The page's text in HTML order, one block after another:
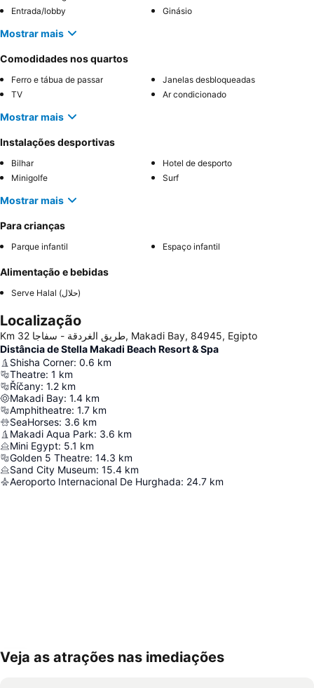
Entrada/lobby
Ginásio
Mostrar mais
Comodidades nos quartos
Ferro e tábua de passar
Janelas desbloqueadas
TV
Ar condicionado
Mostrar mais
Instalações desportivas
Bilhar
Hotel de desporto
Minigolfe
Surf
Mostrar mais
Para crianças
Parque infantil Espaço infantil
Alimentação e bebidas
Serve Halal (حلال)
Localização
Km 32 طريق الغردقة - سفاجا, Makadi Bay, 84945, Egipto
Distância de Stella Makadi Beach Resort & Spa
Shisha Corner: 0.6 km
Theatre: 1 km
Říčany: 1.2 km
Makadi Bay: 1.4 km
Amphitheatre: 1.7 km
SeaHorses: 3.6 km
Makadi Aqua Park: 3.6 km
Mini Egypt: 5.1 km
Golden 5 Theatre: 14.3 km
Sand City Museum: 15.4 km
Aeroporto Internacional De Hurghada: 24.7 km
Ampliar mapa
Veja as atrações nas imediações